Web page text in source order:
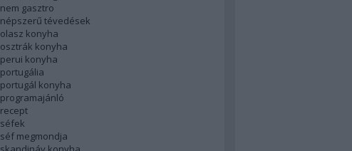
nem gasztro
népszerű tévedések
olasz konyha
osztrák konyha
perui konyha
portugália
portugál konyha
programajánló
recept
séfek
séf megmondja